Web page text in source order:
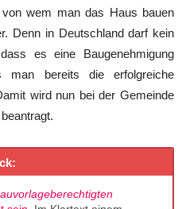
wem man das Haus bauen
Denn in Deutschland darf kein
es eine Baugenehmigung
bereits die erfolgreiche
wird nun bei der Gemeinde